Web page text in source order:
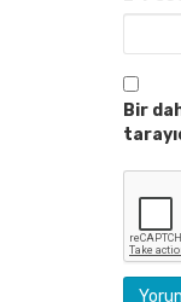
Bir